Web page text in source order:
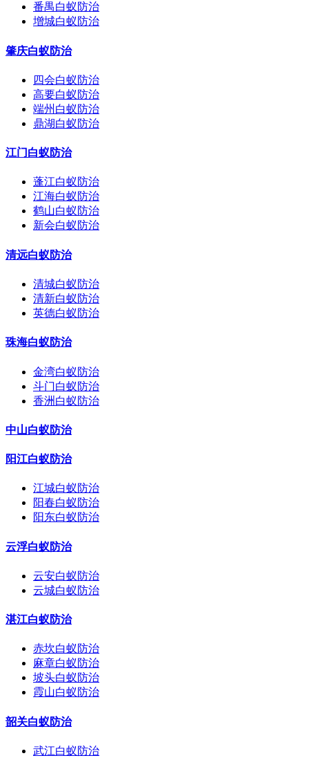
番禺白蚁防治
增城白蚁防治
肇庆白蚁防治
四会白蚁防治
高要白蚁防治
端州白蚁防治
鼎湖白蚁防治
江门白蚁防治
蓬江白蚁防治
江海白蚁防治
鹤山白蚁防治
新会白蚁防治
清远白蚁防治
清城白蚁防治
清新白蚁防治
英德白蚁防治
珠海白蚁防治
金湾白蚁防治
斗门白蚁防治
香洲白蚁防治
中山白蚁防治
阳江白蚁防治
江城白蚁防治
阳春白蚁防治
阳东白蚁防治
云浮白蚁防治
云安白蚁防治
云城白蚁防治
湛江白蚁防治
赤坎白蚁防治
麻章白蚁防治
坡头白蚁防治
霞山白蚁防治
韶关白蚁防治
武江白蚁防治